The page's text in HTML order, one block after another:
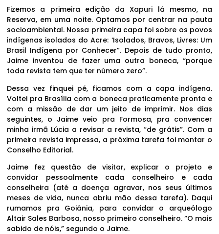
Fizemos a primeira edição da Xapuri lá mesmo, na
Reserva, em uma noite. Optamos por centrar na pauta
socioambiental. Nossa primeira capa foi sobre os povos
indígenas isolados do Acre: ‘Isolados, Bravos, Livres: Um
Brasil Indígena por Conhecer”. Depois de tudo pronto,
Jaime inventou de fazer uma outra boneca, “porque
toda revista tem que ter número zero”.
Dessa vez finquei pé, ficamos com a capa indígena.
Voltei pra Brasília com a boneca praticamente pronta e
com a missão de dar um jeito de imprimir. Nos dias
seguintes, o Jaime veio pra Formosa, pra convencer
minha irmã Lúcia a revisar a revista, “de grátis”. Com a
primeira revista impressa, a próxima tarefa foi montar o
Conselho Editorial.
Jaime fez questão de visitar, explicar o projeto e
convidar pessoalmente cada conselheiro e cada
conselheira (até a doença agravar, nos seus últimos
meses de vida, nunca abriu mão dessa tarefa). Daqui
rumamos pra Goiânia, para convidar o arqueólogo
Altair Sales Barbosa, nosso primeiro conselheiro. “O mais
sabido de nóis,” segundo o Jaime.